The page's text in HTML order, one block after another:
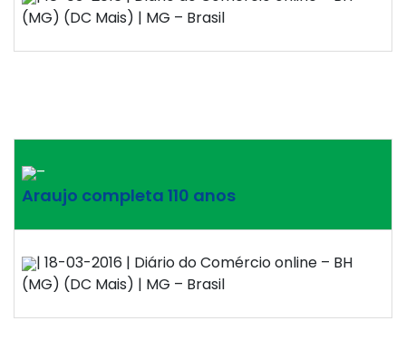
(MG) (DC Mais) | MG – Brasil
–
Araujo completa 110 anos
| 18-03-2016 | Diário do Comércio online – BH
(MG) (DC Mais) | MG – Brasil